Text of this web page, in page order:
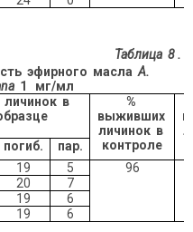
Таблица 8.
эфирного масла A.
1
мг/мл
личинок в
%
выживших
личинок в
контроле
погиб.
пар.
19 5
96
20
7
19
6
19 6